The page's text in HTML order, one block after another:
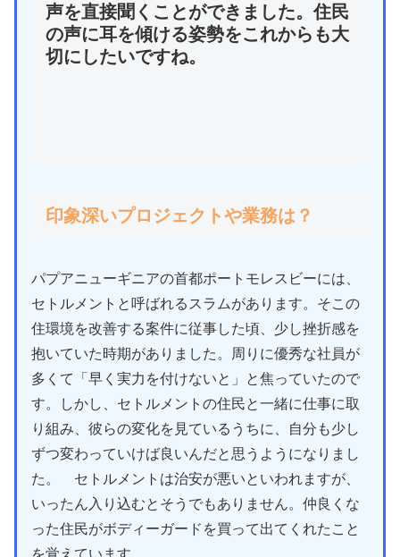
声を直接聞くことができました。住民
の声に耳を傾ける姿勢をこれからも大
切にしたいですね。
印象深いプロジェクトや業務は？
パプアニューギニアの首都ポートモレスビーには、
セトルメントと呼ばれるスラムがあります。そこの
住環境を改善する案件に従事した頃、少し挫折感を
抱いていた時期がありました。周りに優秀な社員が
多くて「早く実力を付けないと」と焦っていたので
す。しかし、セトルメントの住民と一緒に仕事に取
り組み、彼らの変化を見ているうちに、自分も少し
ずつ変わっていけば良いんだと思うようになりまし
た。 セトルメントは治安が悪いといわれますが、
いったん入り込むとそうでもありません。仲良くな
った住民がボディーガードを買って出てくれたこと